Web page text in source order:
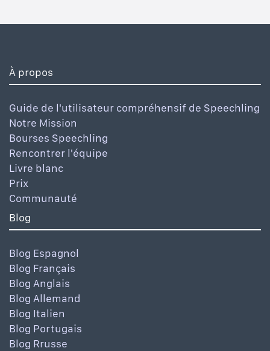
À propos
Guide de l'utilisateur compréhensif de Speechling
Notre Mission
Bourses Speechling
Rencontrer l'équipe
Livre blanc
Prix
Communauté
Blog
Blog Espagnol
Blog Français
Blog Anglais
Blog Allemand
Blog Italien
Blog Portugais
Blog Rrusse